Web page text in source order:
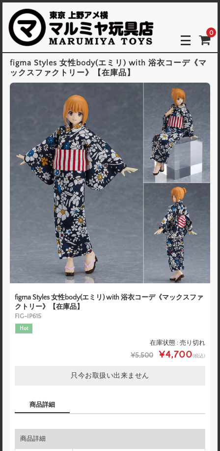
0
figma Styles 女性body(エミリ) with 浴衣コーデ《マ
ックスファクトリー》【在庫品】
figma Styles 女性body(エミリ) with 浴衣コーデ《マックスファ
クトリー》【在庫品】
FIG-IP615
Hot
在庫状態 : 売り切れ
¥5,500 ¥4,700(税込)
只今お取扱い出来ません
商品詳細
商品詳細